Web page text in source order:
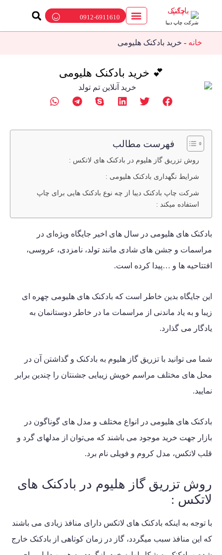
شرکت چاپ دیبا
0912-6911610
خانه - خرید بادکنک هلیومی
💕 خرید بادکنک هلیومی
فهرست مطالب
روش تزریق گاز هلیوم در بادکنک های لاتکس :
شرایط نگهداری بادکنک هلیومی :
شرکت چاپ بادکنک دیبا از چه نوع بادکنک هایی برای چاپ
استفاده میکند :
بادکنک های هلیومی در سال های اخیر جایگاه ویژه‌ای در
مراسمات و جشن های شادی مانند تولد، نامزدی، عروسی،
افتتاحیه ها و …پیدا کرده است.
این جایگاه بدین خاطر است که بادکنک های هلیومی چهره ای
زیبا و به یاد ماندنی از مراسمات ما در خاطر دوستانمان به
یادگار می گذارد.
شما می توانید با تزریق گاز هلیوم به بادکنک و گذاشتن آن در
محل های مختلف مراسم خویش زیبایی جشنتان را چندین برابر
نمایید.
بادکنک های هلیومی در انواع مختلف و مدل های گوناگون در
بازار جهت خرید موجود می باشند که می‌توان از‌ مدلهای گرد و
قلب لاتکس، مدل کروم و فویلی نام برد.
روش تزریق گاز هلیوم در بادکنک های
لاتکس :
با توجه به اینکه بادکنک های لاتکس دارای منافذ زیادی می باشند
که این منافذ سبب میگردد، گاز در زمان کوتاهی از بادکنک خارج